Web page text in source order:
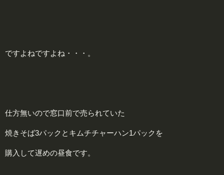
ですよねですよね・・・。
仕方無いので窓口前で売られていた
焼きそば3パックとキムチチャーハン1パックを
購入して遅めの昼食です。